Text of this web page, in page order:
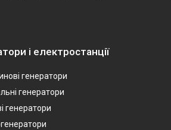
і електростанції
генератори
генератори
генератори